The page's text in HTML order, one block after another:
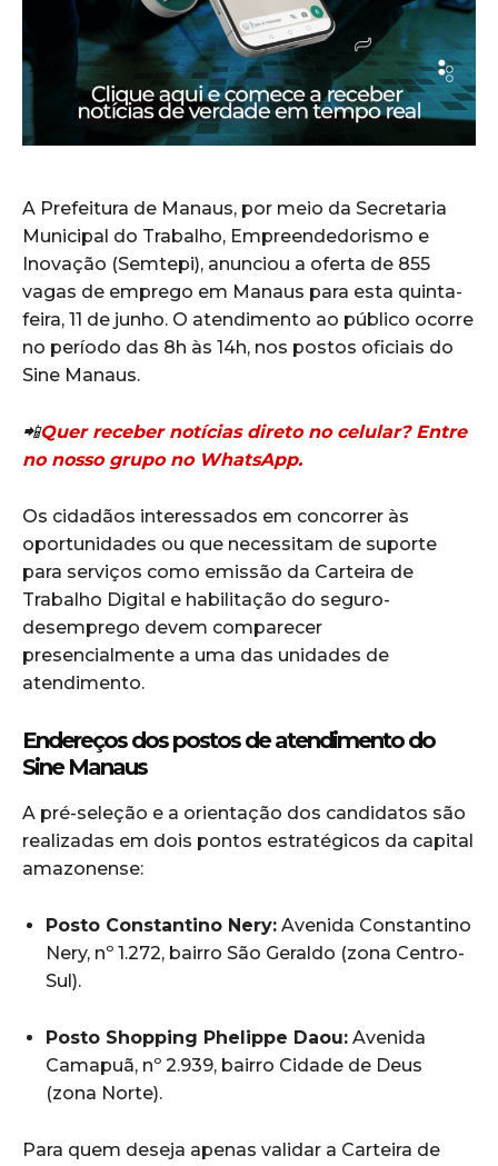
A Prefeitura de Manaus, por meio da Secretaria
Municipal do Trabalho, Empreendedorismo e
Inovação (Semtepi), anunciou a oferta de 855
vagas de emprego em Manaus para esta quinta-
feira, 11 de junho. O atendimento ao público ocorre
no período das 8h às 14h, nos postos oficiais do
Sine Manaus.
📲Quer receber notícias direto no celular? Entre
no nosso grupo no WhatsApp.
Os cidadãos interessados em concorrer às
oportunidades ou que necessitam de suporte
para serviços como emissão da Carteira de
Trabalho Digital e habilitação do seguro-
desemprego devem comparecer
presencialmente a uma das unidades de
atendimento.
Endereços dos postos de atendimento do
Sine Manaus
A pré-seleção e a orientação dos candidatos são
realizadas em dois pontos estratégicos da capital
amazonense:
Posto Constantino Nery: Avenida Constantino
Nery, nº 1.272, bairro São Geraldo (zona Centro-
Sul).
Posto Shopping Phelippe Daou: Avenida
Camapuã, nº 2.939, bairro Cidade de Deus
(zona Norte).
Para quem deseja apenas validar a Carteira de